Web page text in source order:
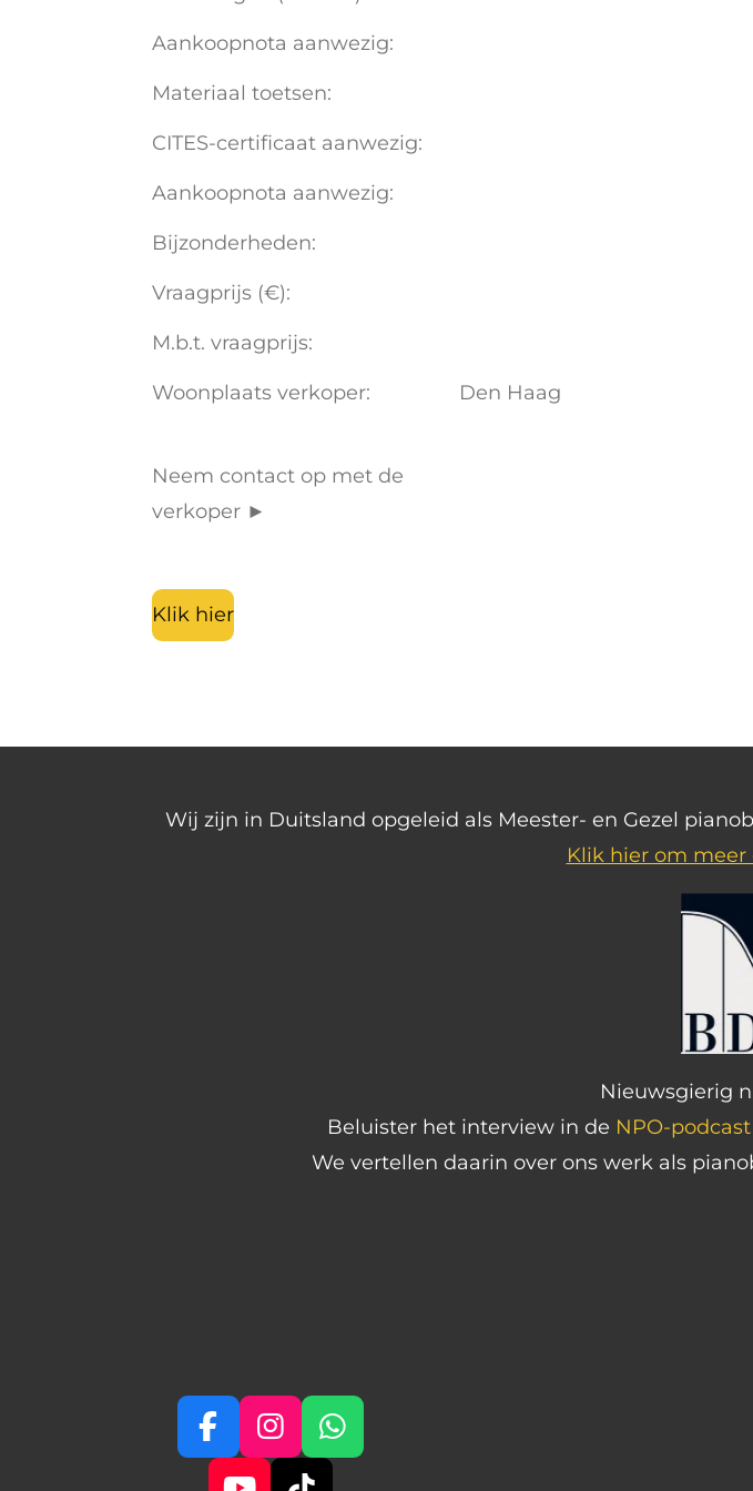
Aankoopnota aanwezig:
Materiaal toetsen:
CITES-certificaat aanwezig:
Aankoopnota aanwezig:
Bijzonderheden:
Vraagprijs (€):
M.b.t. vraagprijs:
Woonplaats verkoper: Den Haag
Neem contact op met de
verkoper ►
Klik hier
Wij zijn in Duitsland opgeleid als Meester- en Gezel
Klik hier om meer
Nieuwsgierig
Beluister het interview in de NPO-podcast
We vertellen daarin over ons werk als
F
a
I
n
W
h